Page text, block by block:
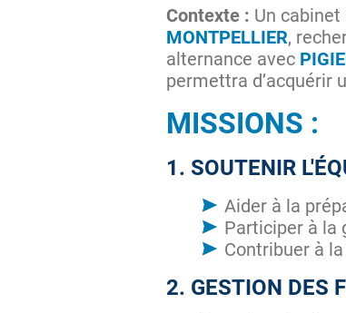
Contexte : Un
MONTPELLIER,
alternance avec
permettra d’acquérir
MISSIONS :
1. SOUTENIR
Aider à la
Participer à la
Contribuer à
2. GESTION DES